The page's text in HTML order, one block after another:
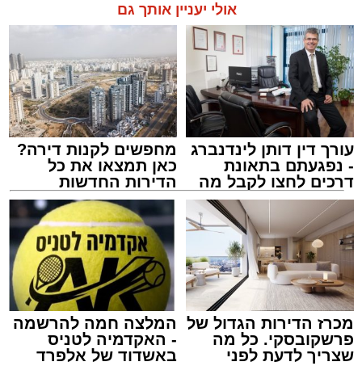
אולי יעניין אותך גם
עורך דין דותן לינדנברג
- נפגעתם בתאונת
דרכים לחצו לקבל מה
שמגיע לכם
מחפשים לקנות דירה?
כאן תמצאו את כל
הדירות החדשות
למכירה באשדוד >>>
מכרז הדירות הגדול של
פרשקובסקי. כל מה
שצריך לדעת לפני
המלצה חמה להרשמה
- האקדמיה לטניס
באשדוד של אלפרד